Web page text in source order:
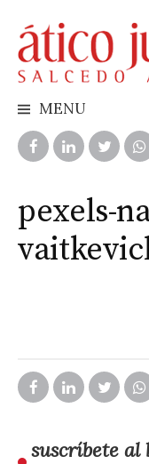
to
content
MENU
pexels-
suscríbete al